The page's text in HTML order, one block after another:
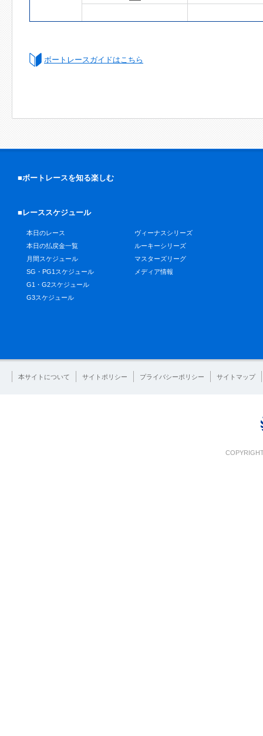
ボートレースガイドはこちら
■ボートレースを知る楽しむ
■レーススケジュール
本日のレース
本日の払戻金一覧
月間スケジュール
SG・PG1スケジュール
G1・G2スケジュール
G3スケジュール
ヴィーナスシリーズ
ルーキーシリーズ
マスターズリーグ
メディア情報
本サイトについて サイトポリシー プライバシーポリシー サイトマップ